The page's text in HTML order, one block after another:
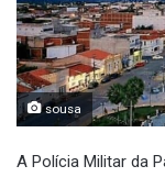
sousa
A Polícia Militar da